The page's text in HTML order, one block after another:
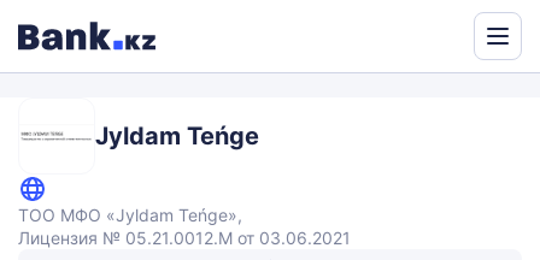
Jyldam Teńge
ТОО МФО «Jyldam Teńge»,
Лицензия № 05.21.0012.М от 03.06.2021